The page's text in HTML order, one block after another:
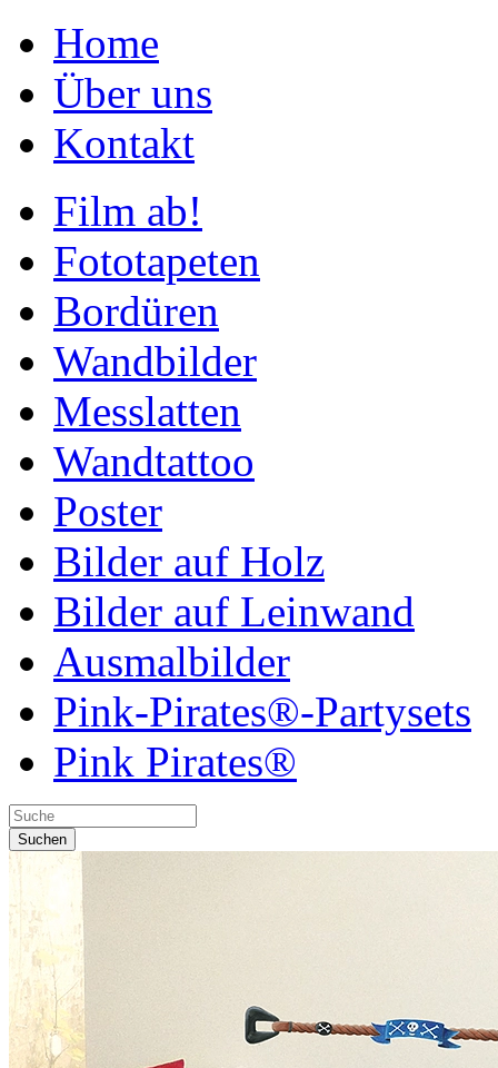
Home
Über uns
Kontakt
Film ab!
Fototapeten
Bordüren
Wandbilder
Messlatten
Wandtattoo
Poster
Bilder auf Holz
Bilder auf Leinwand
Ausmalbilder
Pink-Pirates®-Partysets
Pink Pirates®